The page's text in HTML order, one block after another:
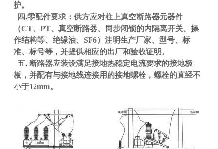
护。
四.零配件要求：供方应对柱上真空断路器元器件
（CT、PT、真空断路器、同步闭锁的内隔离开关、操
作结构等、绝缘油、SF6）注明生产厂家、型号、标
准、标号等，并提供相应的出厂和验收证明。
五. 断路器应装设满足接地热稳定电流要求的接地极
板，并配有与接地线连接用的接地螺栓，螺栓的直经不
小于12mm。